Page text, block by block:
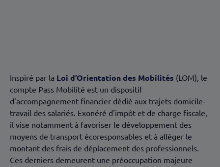
mobilités douces
Inspiré par la Loi d’Orientation des Mobilités (LOM), le
compte Pass Mobilité est un dispositif
d’accompagnement financier dédié aux trajets domicile-
travail des salariés. Exonéré d'impôt et de charge fiscale,
il vise notamment à favoriser le développement des
moyens de transport écoresponsables et à alléger le
montant des frais de déplacement des professionnels.
Ces derniers demeurent une préoccupation majeure